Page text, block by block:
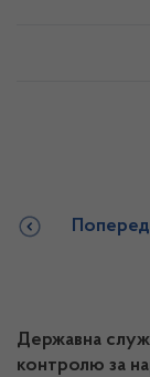
Державна
контролю за